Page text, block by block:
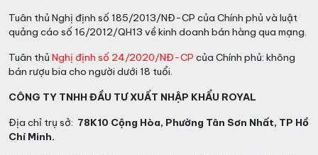
Tuân thủ Nghị định số 185/2013/NĐ-CP của Chính phủ và luật
quảng cáo số 16/2012/QH13 về kinh doanh bán hàng qua mạng.
Tuân thủ Nghị định số 24/2020/NĐ-CP của Chính phủ: không
bán rượu bia cho người dưới 18 tuổi.
CÔNG TY TNHH ĐẦU TƯ XUẤT NHẬP KHẨU ROYAL
Địa chỉ trụ sở: 78K10 Cộng Hòa, Phường Tân Sơn Nhất, TP Hồ
Chí Minh.